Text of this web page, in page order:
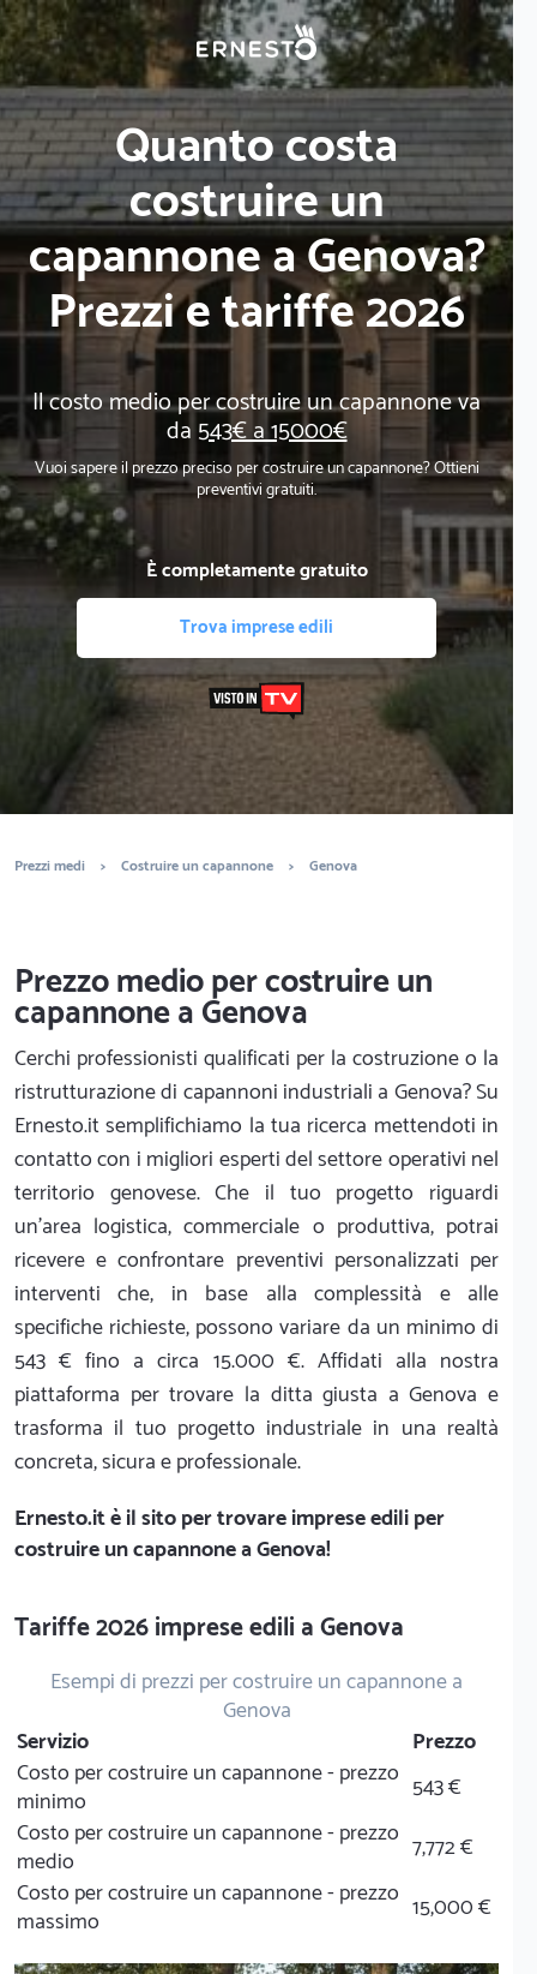
Quanto costa
costruire un
capannone a Genova?
Prezzi e tariffe 2026
Il costo medio per costruire un capannone va
da 543€ a 15000€
Vuoi sapere il prezzo preciso per costruire un capannone? Ottieni
preventivi gratuiti.
È completamente gratuito
Trova imprese edili
Prezzi medi > Costruire un capannone > Genova
Prezzo medio per costruire un
capannone a Genova
Cerchi professionisti qualificati per la costruzione o la
ristrutturazione di capannoni industriali a Genova? Su
Ernesto.it semplifichiamo la tua ricerca mettendoti in
contatto con i migliori esperti del settore operativi nel
territorio genovese. Che il tuo progetto riguardi
un'area logistica, commerciale o produttiva, potrai
ricevere e confrontare preventivi personalizzati per
interventi che, in base alla complessità e alle
specifiche richieste, possono variare da un minimo di
543 € fino a circa 15.000 €. Affidati alla nostra
piattaforma per trovare la ditta giusta a Genova e
trasforma il tuo progetto industriale in una realtà
concreta, sicura e professionale.
Ernesto.itè il sito per trovare imprese edili per
costruire un capannone a Genova!
Tariffe 2026 imprese edili a Genova
Esempi di prezzi per costruire un capannone a
Genova
Servizio
Prezzo
Costo per costruire un capannone - prezzo
minimo
543 €
Costo per costruire un capannone - prezzo
medio
7,772 €
Costo per costruire un capannone - prezzo
massimo
15,000 €